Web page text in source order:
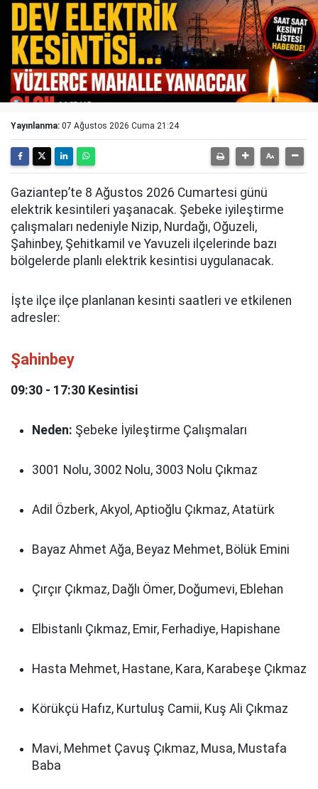
Yayınlanma: 07 Ağustos 2026 Cuma 21:24
Gaziantep’te 8 Ağustos 2026 Cumartesi günü
elektrik kesintileri yaşanacak. Şebeke iyileştirme
çalışmaları nedeniyle Nizip, Nurdağı, Oğuzeli,
Şahinbey, Şehitkamil ve Yavuzeli ilçelerinde bazı
bölgelerde planlı elektrik kesintisi uygulanacak.
İşte ilçe ilçe planlanan kesinti saatleri ve etkilenen
adresler:
Şahinbey
09:30 - 17:30 Kesintisi
Neden: Şebeke İyileştirme Çalışmaları
3001 Nolu, 3002 Nolu, 3003 Nolu Çıkmaz
Adil Özberk, Akyol, Aptioğlu Çıkmaz, Atatürk
Bayaz Ahmet Ağa, Beyaz Mehmet, Bölük Emini
Çırçır Çıkmaz, Dağlı Ömer, Doğumevi, Eblehan
Elbistanlı Çıkmaz, Emir, Ferhadiye, Hapishane
Hasta Mehmet, Hastane, Kara, Karabeşe Çıkmaz
Körükçü Hafız, Kurtuluş Camii, Kuş Ali Çıkmaz
Mavi, Mehmet Çavuş Çıkmaz, Musa, Mustafa
Baba